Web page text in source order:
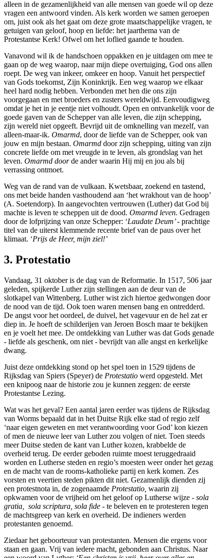
alleen in de gezamenlijkheid van alle mensen van goede wil op deze
vragen een antwoord vinden. Als kerk worden we samen geroepen
om, juist ook als het gaat om deze grote maatschappelijke vragen, te
getuigen van geloof, hoop en liefde: het jaarthema van de
Protestantse Kerk! Ofwel om het loflied gaande te houden.
Vanavond wil ik de handschoen oppakken en je uitdagen om mee te
gaan op de weg waarop, naar mijn diepe overtuiging, God ons allen
roept. De weg van inkeer, omkeer en hoop. Vanuit het perspectief
van Gods toekomst, Zijn Koninkrijk. Een weg waarop we elkaar
heel hard nodig hebben. Verbonden met hen die ons zijn
voorgegaan en met broeders en zusters wereldwijd. Eenvoudigweg
omdat je het in je eentje niet volhoudt. Open en ontvankelijk voor de
goede gaven van de Schepper van alle leven, die zijn schepping,
zijn wereld niet opgeeft. Bevrijd uit de omknelling van mezelf, van
alleen-maar-ik. Omarmd, door de liefde van de Schepper, ook van
jouw en mijn bestaan. Omarmd door zijn schepping, uiting van zijn
concrete liefde om met vreugde in te leven, als grondslag van het
leven. Omarmd doorde ander waarin Hij mij en jou als bij
verrassing ontmoet.
Weg van de rand van de vulkaan. Kwetsbaar, zoekend en tastend,
ons met beide handen vasthoudend aan ‘het wrakhout van de hoop’
(A. Soetendorp). In aangevochten vertrouwen (Luther) dat God bij
machte is leven te scheppen uit de dood. Omarmd leven. Gedragen
door de lofprijzing van onze Schepper: ‘Laudate Deum’- prachtige
titel van de uiterst klemmende recente brief van de paus over het
klimaat. ‘Prijs de Heer, mijn ziel!’
3. Protestatio
Vandaag, 31 oktober is de dag van de Reformatie. In 1517, 506 jaar
geleden, spijkerde Luther zijn stellingen aan de deur van de
slotkapel van Wittenberg. Luther wist zich hiertoe gedwongen door
de nood van de tijd. Ook toen waren mensen bang en ontredderd.
De angst voor het oordeel, de duivel, het vagevuur en de hel zat er
diep in. Je hoeft de schilderijen van Jeroen Bosch maar te bekijken
en je voelt het mee. De ontdekking van Luther was dat Gods genade
- liefde als geschenk, om niet - bevrijdt van alle angst en kerkelijke
dwang.
Juist deze ontdekking stond op het spel toen in 1529 tijdens de
Rijksdag van Spiers (Speyer) de Protestatio werd opgesteld. Met
een knipoog naar de historie zou je kunnen zeggen: de eerste
Protestantse Lezing.
Wat was het geval? Een aantal jaren eerder was tijdens de Rijksdag
van Worms bepaald dat in het Duitse Rijk elke stad of regio zelf
‘naar eigen geweten en met verantwoording voor God’ kon kiezen
of men de nieuwe leer van Luther zou volgen of niet. Toen steeds
meer Duitse steden de kant van Luther kozen, krabbelde de
overheid terug. De eerder geboden ruimte moest teruggedraaid
worden en Lutherse steden en regio’s moesten weer onder het gezag
en de macht van de rooms-katholieke partij en kerk komen. Zes
vorsten en veertien steden pikten dit niet. Gezamenlijk dienden zij
een protestnota in, de zogenaamde Protestatio, waarin zij
opkwamen voor de vrijheid om het geloof op Lutherse wijze - sola
gratia, sola scriptura, sola fide - te beleven en te protesteren tegen
de machtsgreep van kerk en overheid. De indieners werden
protestanten genoemd.
Ziedaar het geboorteuur van protestanten. Mensen die ergens voor
staan en gaan. Vrij van iedere macht, gebonden aan Christus. Naar